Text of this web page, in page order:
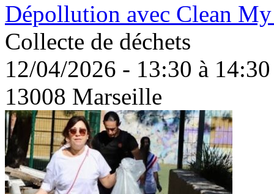
Dépollution avec Clean My
Collecte de déchets
12/04/2026 - 13:30 à 14:30
13008 Marseille